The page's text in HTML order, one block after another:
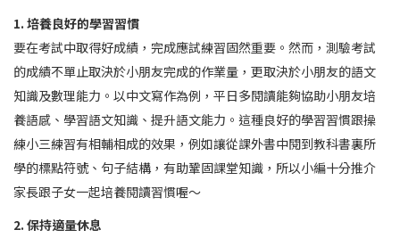
1. 培養良好的學習習慣
要在考試中取得好成績，完成應試練習固然重要。然而，測驗考試
的成績不單止取決於小朋友完成的作業量，更取決於小朋友的語文
知識及數理能力。以中文寫作為例，平日多閱讀能夠協助小朋友培
養語感、學習語文知識、提升語文能力。這種良好的學習習慣跟操
練小三練習有相輔相成的效果，例如讓從課外書中閱到教科書裏所
學的標點符號、句子結構，有助鞏固課堂知識，所以小編十分推介
家長跟子女一起培養閱讀習慣喔～
2. 保持適量休息